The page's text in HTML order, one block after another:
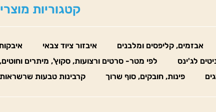
קטגוריות
אבזמים, קליפסים ומלבנים איבזור ציוד צבאי
לג'ינס
לפי מטר- סרטים ורצועות, סקוץ', מיתרים וחוטים,
פינות, חובקים, סוף שרוך קרבינות טבעות שרשראות